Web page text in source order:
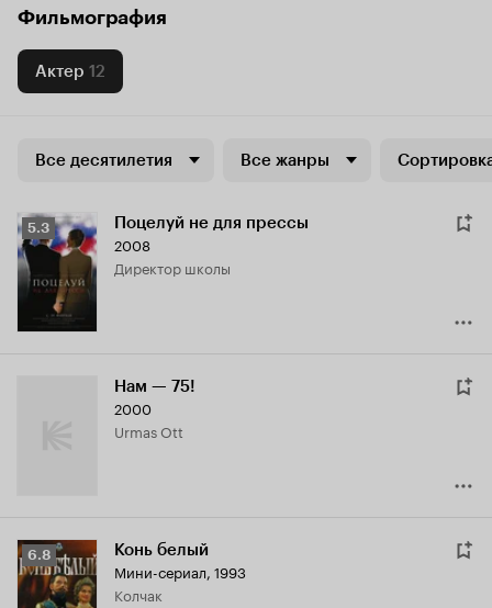
Фильмография
Актер 12
Все десятилетия Все жанры
Рейтинг
Кинопоиска
5.3
5.3 Поцелуй не для прессы
2008
директор школы
Нам — 75!
2000
Urmas Ott
Рейтинг
Кинопоиска
6.8
6.8 Конь белый
Мини-сериал, 1993
Колчак